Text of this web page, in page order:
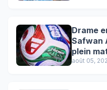
Drame
Safwan
plein
août 05,